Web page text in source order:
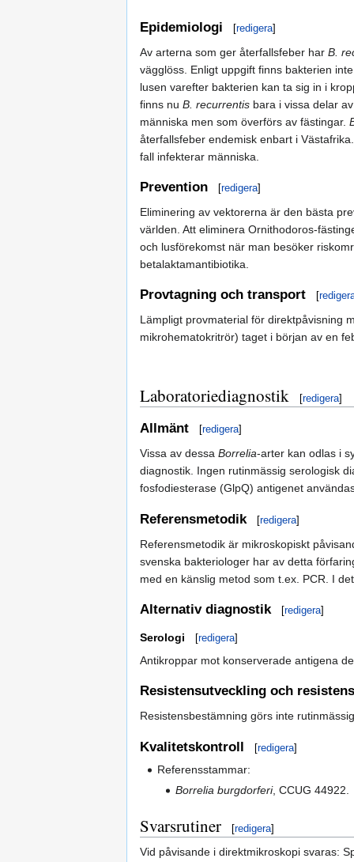
Epidemiologi [redigera]
Av arterna som ger återfallsfeber har B.
vägglöss. Enligt uppgift finns bakterien
lusen varefter bakterien kan ta sig in i
finns nu B. recurrentis bara i vissa delar
människa men som överförs av fästingar.
återfallsfeber endemisk enbart i
fall infekterar människa.
Prevention [redigera]
Eliminering av vektorerna är den bästa
världen. Att eliminera Ornithodoros-
och lusförekomst när man besöker
betalaktamantibiotika.
Provtagning och transport [
Lämpligt provmaterial för direktpåvisning
mikrohematokritrör) taget i början av en
Laboratoriediagnostik [redigera]
Allmänt [redigera]
Vissa av dessa Borrelia-arter kan odlas i
diagnostik. Ingen rutinmässig serologisk
fosfodiesterase (GlpQ) antigenet
Referensmetodik [redigera]
Referensmetodik är mikroskopiskt
svenska bakteriologer har av detta
med en känslig metod som t.ex. PCR. I
Alternativ diagnostik [redigera]
Serologi [redigera]
Antikroppar mot konserverade antigena
Resistensutveckling och
Resistensbestämning görs inte
Kvalitetskontroll [redigera]
Referensstammar:
Borrelia burgdorferi, CCUG 44922.
Svarsrutiner [redigera]
Vid påvisande i direktmikroskopi svaras: